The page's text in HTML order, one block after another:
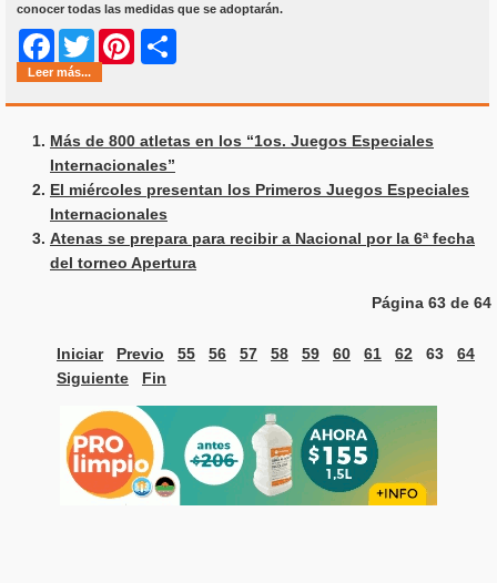
conocer todas las medidas que se adoptarán.
Facebook
Twitter Pinterest
Leer más...
Más de 800 atletas en los “1os. Juegos Especiales
Internacionales”
El miércoles presentan los Primeros Juegos Especiales
Internacionales
Atenas se prepara para recibir a Nacional por la 6ª fecha
del torneo Apertura
Página 63 de 64
Iniciar Previo 55 56 57 58 59 60 61 62 63
64
Siguiente
Fin